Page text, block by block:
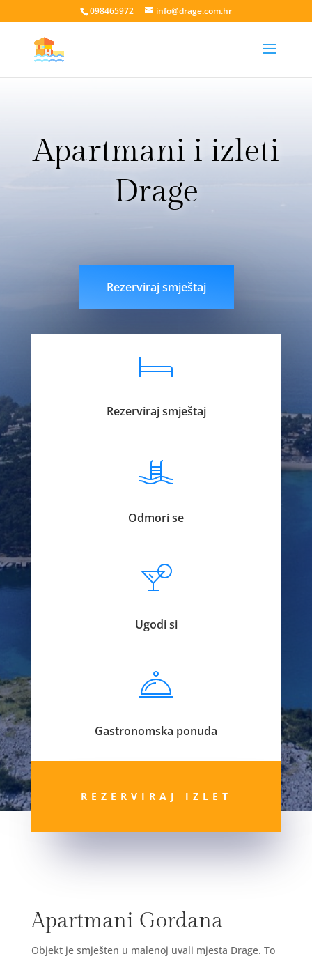
098465972 info@drage.com.hr
Apartmani i izleti
Drage
Rezerviraj smještaj
Rezerviraj smještaj
Odmori se
Ugodi si
Gastronomska ponuda
REZERVIRAJ IZLET
Apartmani Gordana
Objekt je smješten u malenoj uvali mjesta Drage. To